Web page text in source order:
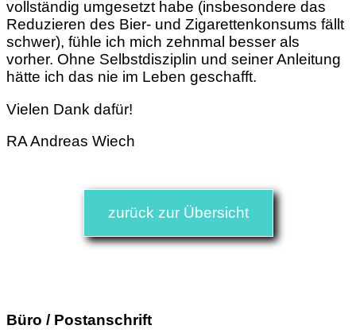
vollständig umgesetzt habe (insbesondere das
Reduzieren des Bier- und Zigarettenkonsums fällt
schwer), fühle ich mich zehnmal besser als
vorher. Ohne Selbstdisziplin und seiner Anleitung
hätte ich das nie im Leben geschafft.
Vielen Dank dafür!
RA Andreas Wiech
zurück zur Übersicht
Büro / Postanschrift